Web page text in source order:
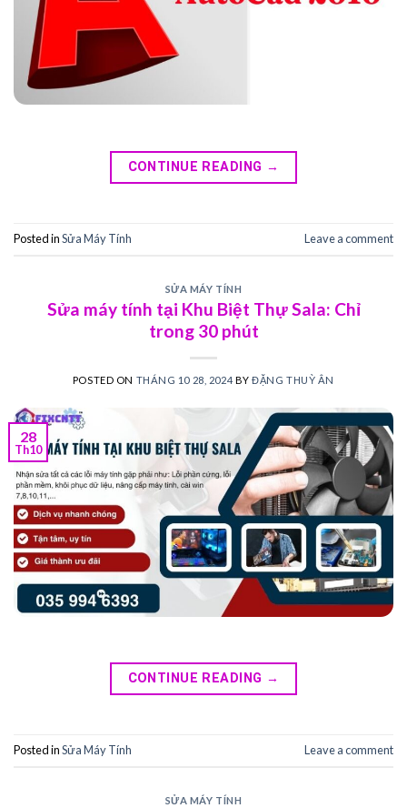
CONTINUE READING →
Posted inSửa Máy Tính Leave a comment
SỬA MÁY TÍNH
Sửa máy tính tại Khu Biệt Thự Sala: Chỉ
trong 30 phút
POSTED ON THÁNG 10 28, 2024 BYĐẶNG THUỲ ÂN
28
Th10
CONTINUE READING →
Posted inSửa Máy Tính Leave a comment
SỬA MÁY TÍNH